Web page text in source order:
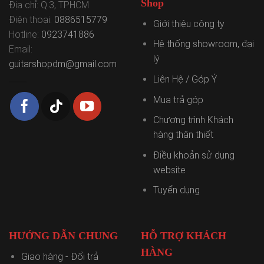
Địa chỉ: Q.3, TPHCM
Điện thoại: 0886515779
Hotline: 0923741886
Email:
guitarshopdm@gmail.com
Shop
Giới thiệu công ty
Hệ thống showroom, đại
lý
Liên Hệ / Góp Ý
Mua trả góp
Chương trình Khách
hàng thân thiết
Điều khoản sử dụng
website
Tuyển dụng
HƯỚNG DẪN CHUNG
Giao hàng - Đổi trả
HỖ TRỢ KHÁCH
HÀNG